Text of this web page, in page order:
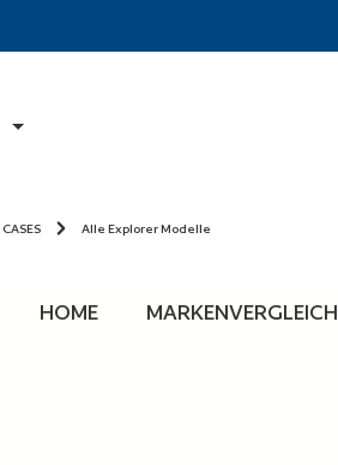
Alle Explorer Modelle
HOME MARKENVERGLEICH